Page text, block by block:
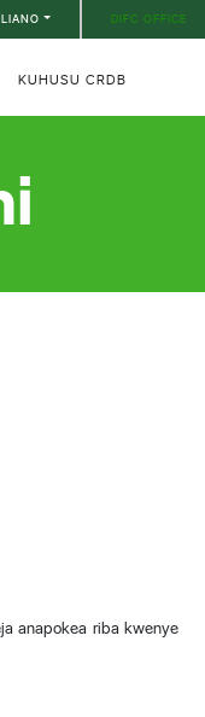
DIFC OFFICE
KUHUSU CRDB
anapokea riba kwenye